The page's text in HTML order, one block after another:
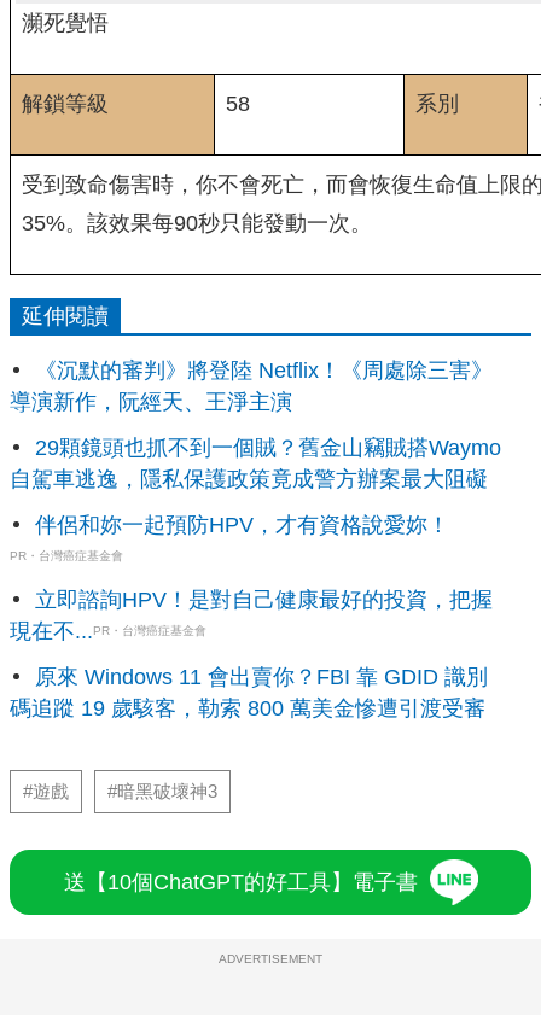
瀕死覺悟
解鎖等級 58 系別
受到致命傷害時，你不會死亡，而會恢復生命值上限
35%。該效果每90秒只能發動一次。
延伸閱讀
《沉默的審判》將登陸 Netflix！《周處除三害》
導演新作，阮經天、王淨主演
29顆鏡頭也抓不到一個賊？舊金山竊賊搭Waymo
自駕車逃逸，隱私保護政策竟成警方辦案最大阻礙
伴侶和妳一起預防HPV，才有資格說愛妳！
PR・台灣癌症基金會
立即諮詢HPV！是對自己健康最好的投資，把握
現在不... PR・台灣癌症基金會
原來 Windows 11 會出賣你？FBI 靠 GDID 識別
碼追蹤 19 歲駭客，勒索 800 萬美金慘遭引渡受審
#遊戲 #暗黑破壞神3
送【10個ChatGPT的好工具】電子書
ADVERTISEMENT